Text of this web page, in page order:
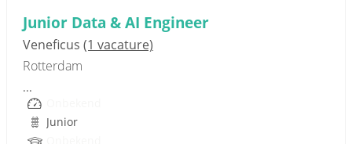
Junior Data & AI Engineer
Veneficus (1 vacature)
Rotterdam
...
Junior